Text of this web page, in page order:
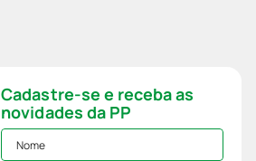
Cadastre-se e receba as
novidades da PP